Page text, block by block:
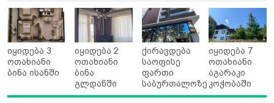
იყიდება 3
ოთახიანი
ბინა ისანში
იყიდება 2
ოთახიანი
ბინა
გლდანში
ქირავდება
საოფისე
ფართი
საბურთალოზე
იყიდება 7
ოთახიანი
აგარაკი
კოჭობაში